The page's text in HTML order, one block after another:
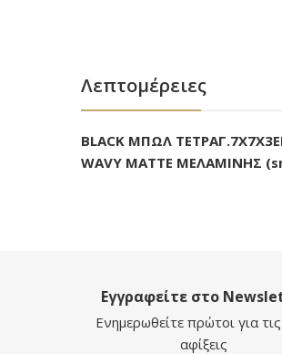
Λεπτομέρειες
BLACK ΜΠΩΛ
WAVY MATTE ΜΕΛΑΜΙΝΗΣ
Εγγραφείτε στο
Ενημερωθείτε πρώτοι για
αφίξεις